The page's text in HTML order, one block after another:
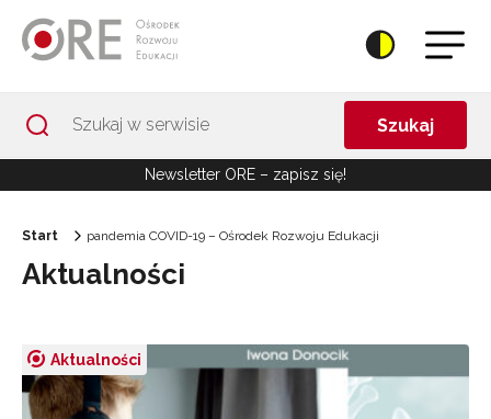
Szukaj
Newsletter ORE – zapisz się!
Start pandemia COVID-19 – Ośrodek Rozwoju Edukacji
Aktualności
Aktualności